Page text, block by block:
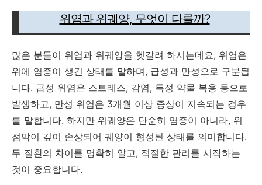
위염과 위궤양, 무엇이 다를까?
많은 분들이 위염과 위궤양을 헷갈려 하시는데요, 위염은
위에 염증이 생긴 상태를 말하며, 급성과 만성으로 구분됩
니다. 급성 위염은 스트레스, 감염, 특정 약물 복용 등으로
발생하고, 만성 위염은 3개월 이상 증상이 지속되는 경우
를 말합니다. 하지만 위궤양은 단순히 염증이 아니라, 위
점막이 깊이 손상되어 궤양이 형성된 상태를 의미합니다.
두 질환의 차이를 명확히 알고, 적절한 관리를 시작하는
것이 중요합니다.